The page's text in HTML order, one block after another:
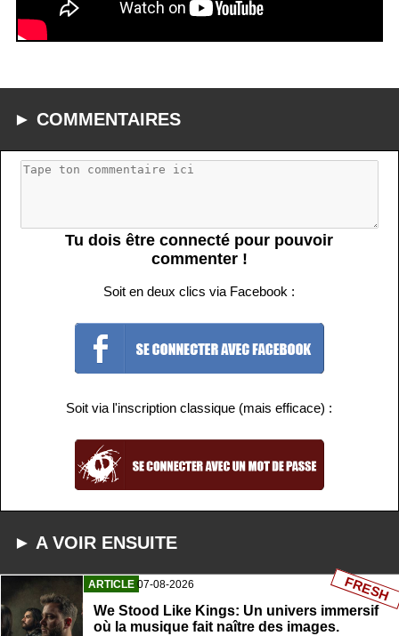
► COMMENTAIRES
Tu dois être connecté pour pouvoir
commenter !
Soit en deux clics via Facebook :
Soit via l'inscription classique (mais efficace) :
► A VOIR ENSUITE
ARTICLE 07-08-2026
We Stood Like Kings: Un univers immersif
où la musique fait naître des images.
FRESH